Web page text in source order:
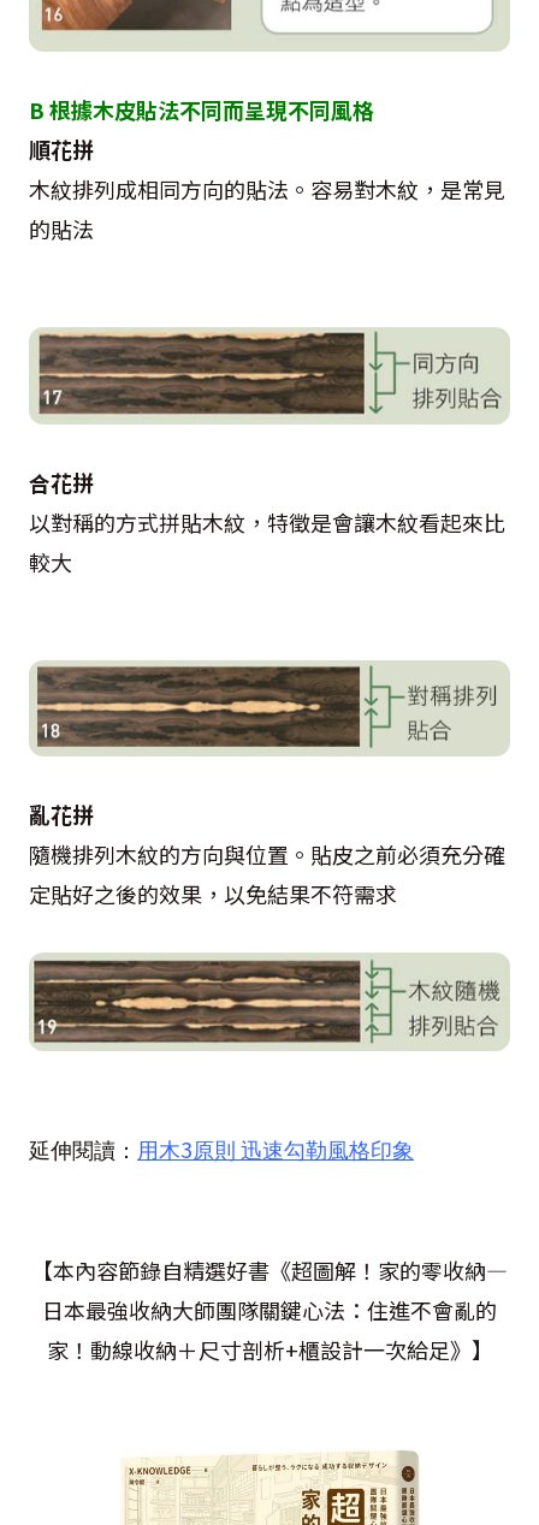
B 根據木皮貼法不同而呈現不同風格
順花拼
木紋排列成相同方向的貼法。容易對木紋，是常見
的貼法
合花拼
以對稱的方式拼貼木紋，特徵是會讓木紋看起來比
較大
亂花拼
隨機排列木紋的方向與位置。貼皮之前必須充分確
定貼好之後的效果，以免結果不符需求
延伸閱讀： 用木3原則 迅速勾勒風格印象
【本內容節錄自精選好書《超圖解！家的零收納—
日本最強收納大師團隊關鍵心法：住進不會亂的
家！動線收納＋尺寸剖析+櫃設計一次給足》】